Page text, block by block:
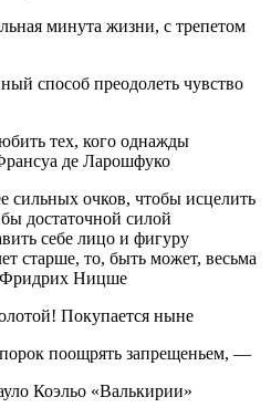
минута жизни, с трепетом
способ преодолеть чувство
тех, кого однажды
де Ларошфуко
сильных очков, чтобы исцелить
достаточной силой
себе лицо и фигуру
старше, то, быть может, весьма
Фридрих Ницше
Покупается ныне
поощрять запрещеньем, —
Коэльо «Валькирии»